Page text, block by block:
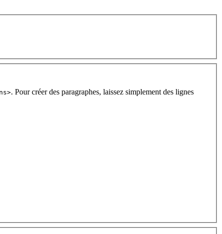
. Pour créer des paragraphes, laissez simplement des lignes